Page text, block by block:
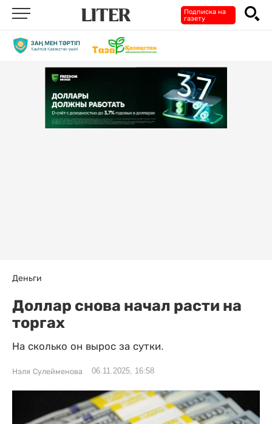
Подписка на
газету
Деньги
Доллар снова начал расти на
торгах
На сколько он вырос за сутки.
Нэля Сулейменова 06.11.2025, 16:58